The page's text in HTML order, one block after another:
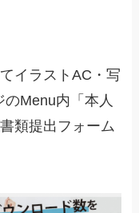
イラストAC・写
Menu内「本人
類提出フォーム